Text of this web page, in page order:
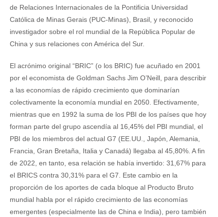
de Relaciones Internacionales de la Pontificia Universidad
Católica de Minas Gerais (PUC-Minas), Brasil, y reconocido
investigador sobre el rol mundial de la República Popular de
China y sus relaciones con América del Sur.
El acrónimo original “BRIC” (o los BRIC) fue acuñado en 2001
por el economista de Goldman Sachs Jim O’Neill, para describir
a las economías de rápido crecimiento que dominarían
colectivamente la economía mundial en 2050. Efectivamente,
mientras que en 1992 la suma de los PBI de los países que hoy
forman parte del grupo ascendía al 16,45% del PBI mundial, el
PBI de los miembros del actual G7 (EE.UU., Japón, Alemania,
Francia, Gran Bretaña, Italia y Canadá) llegaba al 45,80%. A fin
de 2022, en tanto, esa relación se había invertido: 31,67% para
el BRICS contra 30,31% para el G7. Este cambio en la
proporción de los aportes de cada bloque al Producto Bruto
mundial habla por el rápido crecimiento de las economías
emergentes (especialmente las de China e India), pero también